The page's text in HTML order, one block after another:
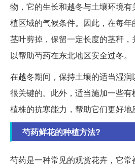
物，它的生长和越冬与土壤环境
植区域的气候条件。因此，在每
茎叶剪掉，保留一定长度的茎秆
以帮助芍药在东北地区安全过冬。
在越冬期间，保持土壤的适当湿
很关键的。此外，适当施加一些
植株的抗寒能力，帮助它们更好地
芍药鲜花的种植方法?
芍药是一种常见的观赏花卉，它